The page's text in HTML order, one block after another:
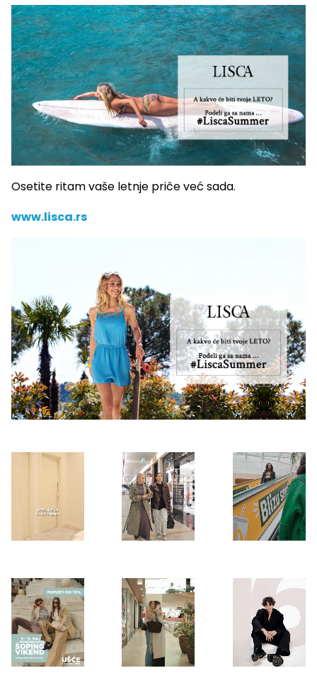
Osetite ritam vaše letnje priče već sada.
www.lisca.rs